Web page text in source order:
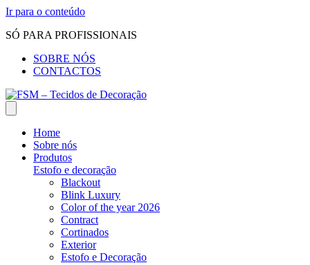
Ir para o conteúdo
SÓ PARA PROFISSIONAIS
SOBRE NÓS
CONTACTOS
Home
Sobre nós
Produtos
Estofo e decoração
Blackout
Blink Luxury
Color of the year 2026
Contract
Cortinados
Exterior
Estofo e Decoração